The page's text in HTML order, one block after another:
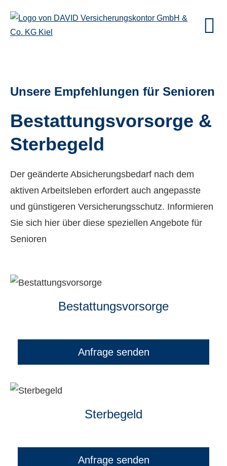
Unsere Empfehlungen für Senioren
Be­stat­tungs­vor­sor­ge &
Ster­be­geld
Der geänderte Absicherungsbedarf nach dem
aktiven Arbeitsleben erfordert auch angepasste
und günstigeren Versicherungsschutz. Informieren
Sie sich hier über diese speziellen Angebote für
Senioren
Be­stat­tungs­vor­sor­ge
Anfrage senden
Ster­be­geld
Anfrage senden